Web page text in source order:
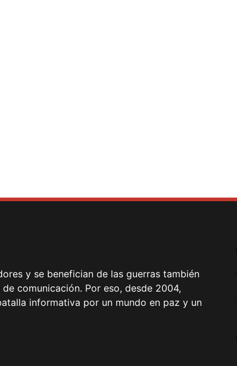
y se benefician de las guerras también
comunicación. Por eso, desde 2004,
informativa por un mundo en paz y un